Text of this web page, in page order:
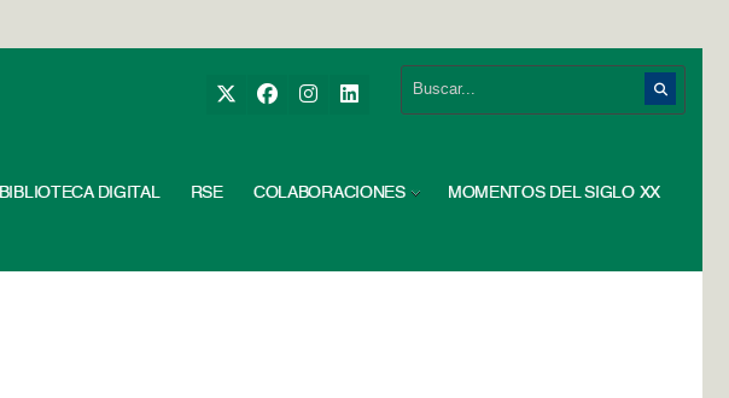
BIBLIOTECA DIGITAL RSE COLABORACIONES MOMENTOS DEL SIGLO XX